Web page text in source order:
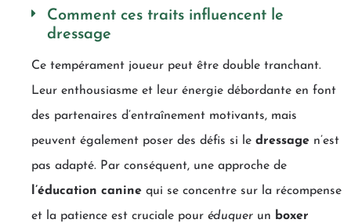
Comment ces traits influencent le
dressage
Ce tempérament joueur peut être double tranchant.
Leur enthousiasme et leur énergie débordante en font
des partenaires d’entraînement motivants, mais
peuvent également poser des défis si le dressage n’est
pas adapté. Par conséquent, une approche de
l’éducation canine qui se concentre sur la récompense
et la patience est cruciale pour éduquer un boxer